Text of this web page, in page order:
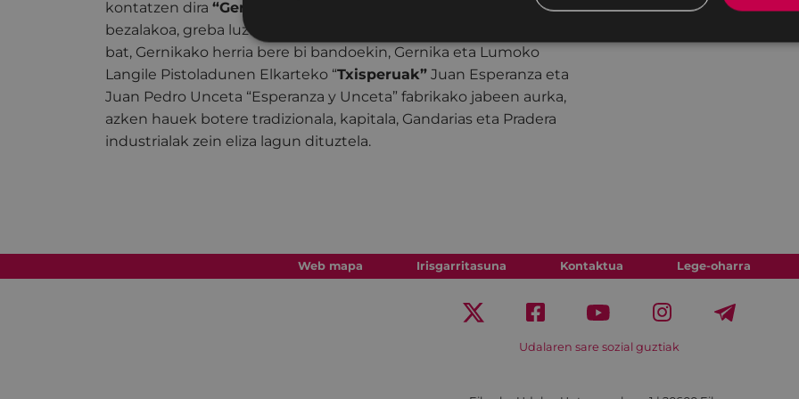
kontatzen dira “Gernika 1913”
delakoan. Egun hori ez da besteak
bezalakoa, greba luze baten azken eguna da. Ikusleak dituen greba
bat, Gernikako herria bere bi bandoekin, Gernika eta Lumoko
Langile Pistoladunen Elkarteko “Txisperuak” Juan Esperanza eta
Juan Pedro Unceta “Esperanza y Unceta” fabrikako jabeen aurka,
azken hauek botere tradizionala, kapitala, Gandarias eta Pradera
industrialak zein eliza lagun dituztela.
Web mapa Irisgarritasuna Kontaktua Lege-oharra
Udalaren sare sozial guztiak